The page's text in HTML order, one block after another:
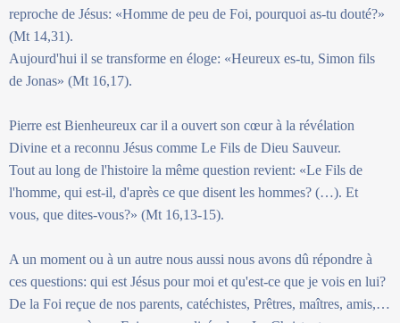
reproche de Jésus: «Homme de peu de Foi, pourquoi as-tu douté?»
(Mt 14,31).
Aujourd'hui il se transforme en éloge: «Heureux es-tu, Simon fils
de Jonas» (Mt 16,17).
Pierre est Bienheureux car il a ouvert son cœur à la révélation
Divine et a reconnu Jésus comme Le Fils de Dieu Sauveur.
Tout au long de l'histoire la même question revient: «Le Fils de
l'homme, qui est-il, d'après ce que disent les hommes? (…). Et
vous, que dites-vous?» (Mt 16,13-15).
A un moment ou à un autre nous aussi nous avons dû répondre à
ces questions: qui est Jésus pour moi et qu'est-ce que je vois en lui?
De la Foi reçue de nos parents, catéchistes, Prêtres, maîtres, amis,…